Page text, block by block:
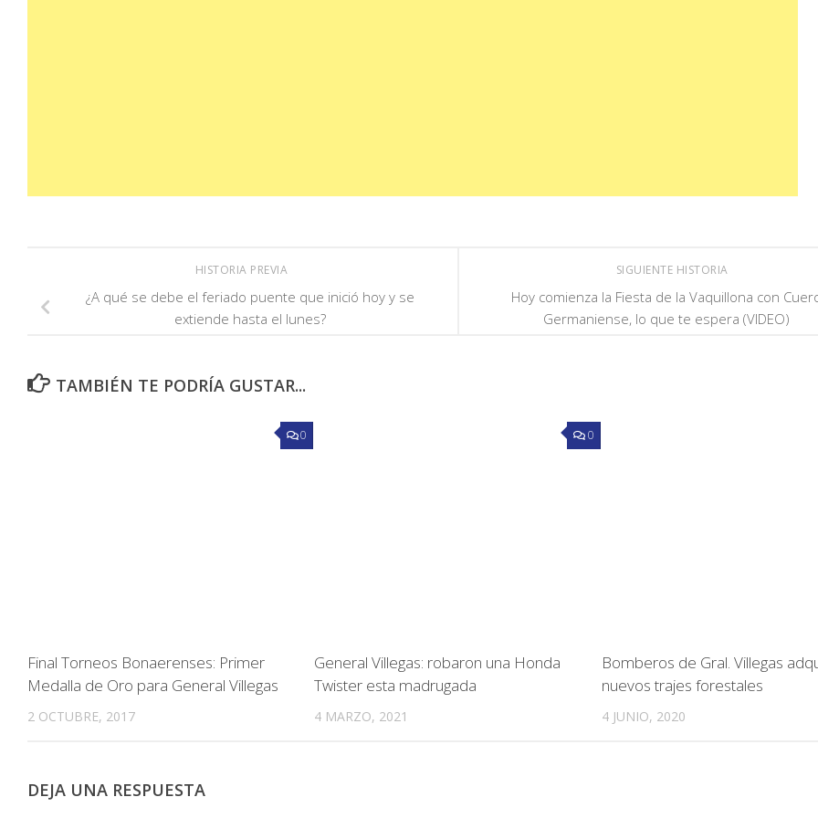
SIGUIENTE HISTORIA
Hoy comienza la Fiesta de la Vaquillona con
Germaniense, lo que te espera (VIDEO)
HISTORIA PREVIA
¿A qué se debe el feriado puente que inició hoy y se
extiende hasta el lunes?
TAMBIÉN TE PODRÍA GUSTAR...
0
Final Torneos Bonaerenses: Primer
Medalla de Oro para General Villegas
2 OCTUBRE, 2017
0
General Villegas: robaron una Honda
Twister esta madrugada
4 MARZO, 2021
Bomberos de Gral. Villegas
nuevos trajes forestales
4 JUNIO, 2020
DEJA UNA RESPUESTA